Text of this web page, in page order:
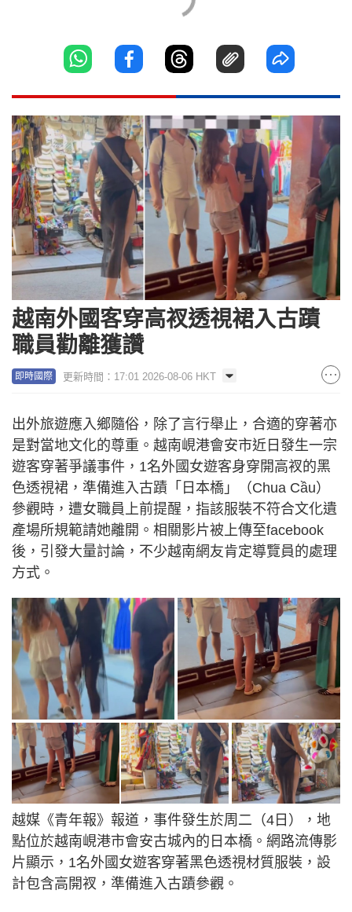
越南外國客穿高衩透視裙入古蹟
職員勸離獲讚
即時國際 更新時間：17:01 2026-08-06 HKT
出外旅遊應入鄉隨俗，除了言行舉止，合適的穿著亦
是對當地文化的尊重。越南峴港會安市近日發生一宗
遊客穿著爭議事件，1名外國女遊客身穿開高衩的黑
色透視裙，準備進入古蹟「日本橋」（Chua Cầu）
參觀時，遭女職員上前提醒，指該服裝不符合文化遺
產場所規範請她離開。相關影片被上傳至facebook
後，引發大量討論，不少越南網友肯定導覽員的處理
方式。
越媒《青年報》報道，事件發生於周二（4日），地
點位於越南峴港市會安古城內的日本橋。網路流傳影
片顯示，1名外國女遊客穿著黑色透視材質服裝，設
計包含高開衩，準備進入古蹟參觀。